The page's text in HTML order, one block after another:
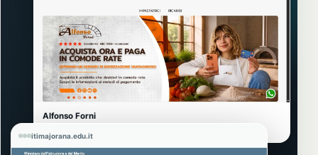
Alfonso Forni
itimajorana.edu.it